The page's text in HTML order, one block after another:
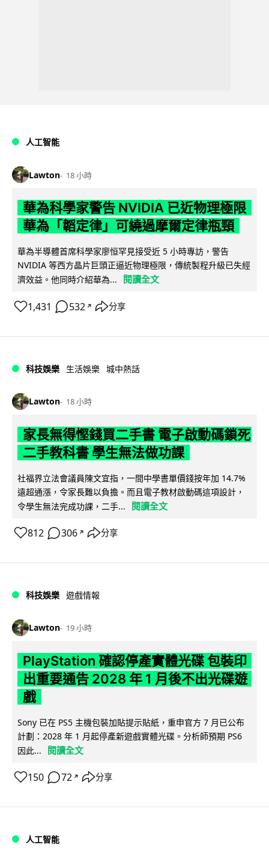
人工智能
Lawton 18 小時
華為科學家警告 NVIDIA 已近物理極限
華為「韜定律」可繞過摩爾定律瓶頸
華為半導體首席科學家廖恒罕見接受近 5 小時專訪，警告
NVIDIA 等西方晶片巨頭正逼近物理極限，傳統製程升級已失經
濟效益。他同時介紹華為...
閱讀全文
1,431 532 ↗ 分享
科技娛樂 生活娛樂 城中熱話
Lawton 18 小時
家長無得慳錢買二手書 電子啟動碼鎖死
二手教科書 學生無法做功課
社福界立法會議員陳文宜指，一間中學書單價錢按年加 14.7%
遠超通漲，令家長難以負擔。而且電子教材啟動碼這項設計，
令學生無法完成功課，二手...
閱讀全文
812 306 ↗ 分享
科技娛樂 遊戲情報
Lawton 19 小時
PlayStation 確認停產實體光碟 包裝印
出重要通告 2028 年 1 月後不出光碟遊
戲
Sony 已在 PS5 主機包裝加貼提示貼紙，重申官方 7 月已公布
計劃：2028 年 1 月起停產新遊戲實體光碟。分析師預期 PS6
因此...
閱讀全文
150 72 ↗ 分享
人工智能